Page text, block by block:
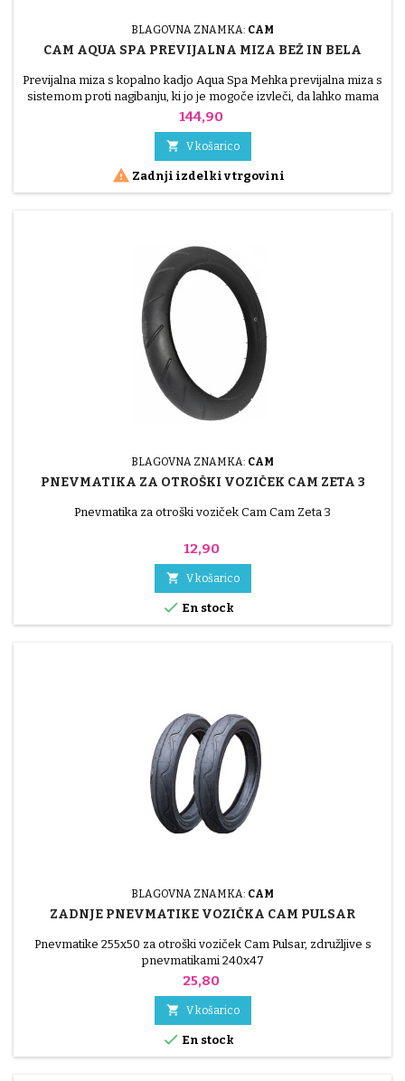
BLAGOVNA ZNAMKA: CAM
CAM AQUA SPA PREVIJALNA MIZA BEŽ IN BELA
Previjalna miza s kopalno kadjo Aqua Spa Mehka previjalna miza s
sistemom proti nagibanju, ki jo je mogoče izvleči, da lahko mama
zlahka kopa in preoblači otroka. kopalna kad z dvema
do 6 mesecev, in drugim za dojenčke, stare od 6 do 12 mesecev),
prostorom za shranjevanje predmetov in držalom za...
Cena
144,90
 V košarico
 Zadnji izdelki v trgovini
BLAGOVNA ZNAMKA: CAM
PNEVMATIKA ZA OTROŠKI VOZIČEK CAM ZETA 3
Pnevmatika za otroški voziček Cam Cam Zeta 3
Cena
12,90
 V košarico
 En stock
BLAGOVNA ZNAMKA: CAM
ZADNJE PNEVMATIKE VOZIČKA CAM PULSAR
Pnevmatike 255x50 za otroški voziček Cam Pulsar, združljive s
pnevmatikami 240x47
Cena
25,80
 V košarico
 En stock